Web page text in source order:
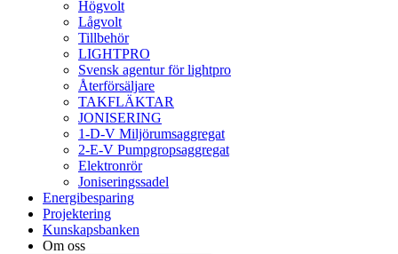
Högvolt
Lågvolt
Tillbehör
LIGHTPRO
Svensk agentur för lightpro
Återförsäljare
TAKFLÄKTAR
JONISERING
1-D-V Miljörumsaggregat
2-E-V Pumpgropsaggregat
Elektronrör
Joniseringssadel
Energibesparing
Projektering
Kunskapsbanken
Om oss